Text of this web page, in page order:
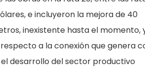
e incluyeron la mejora de 40
inexistente hasta el momento,
a la conexión que genera
desarrollo del sector productivo